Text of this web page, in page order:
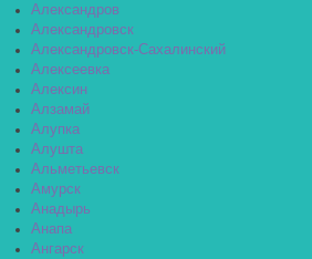
Александров
Александровск
Александровск-Сахалинский
Алексеевка
Алексин
Алзамай
Алупка
Алушта
Альметьевск
Амурск
Анадырь
Анапа
Ангарск